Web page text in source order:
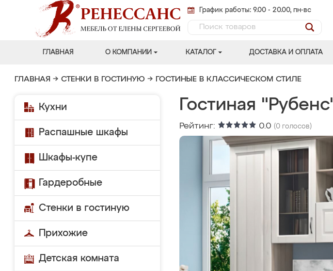
График работы: 9.00 - 20.00, пн-вс
ГЛАВНАЯ О КОМПАНИИ КАТАЛОГ ДОСТАВКА И ОПЛАТА
ГЛАВНАЯ → СТЕНКИ В ГОСТИНУЮ → ГОСТИНЫЕ В КЛАССИЧЕСКОМ СТИЛЕ
Кухни
Распашные шкафы
Шкафы-купе
Гардеробные
Стенки в гостиную
Прихожие
Детская комната
Гостиная
Рейтинг: 0.0 (0 голосов)